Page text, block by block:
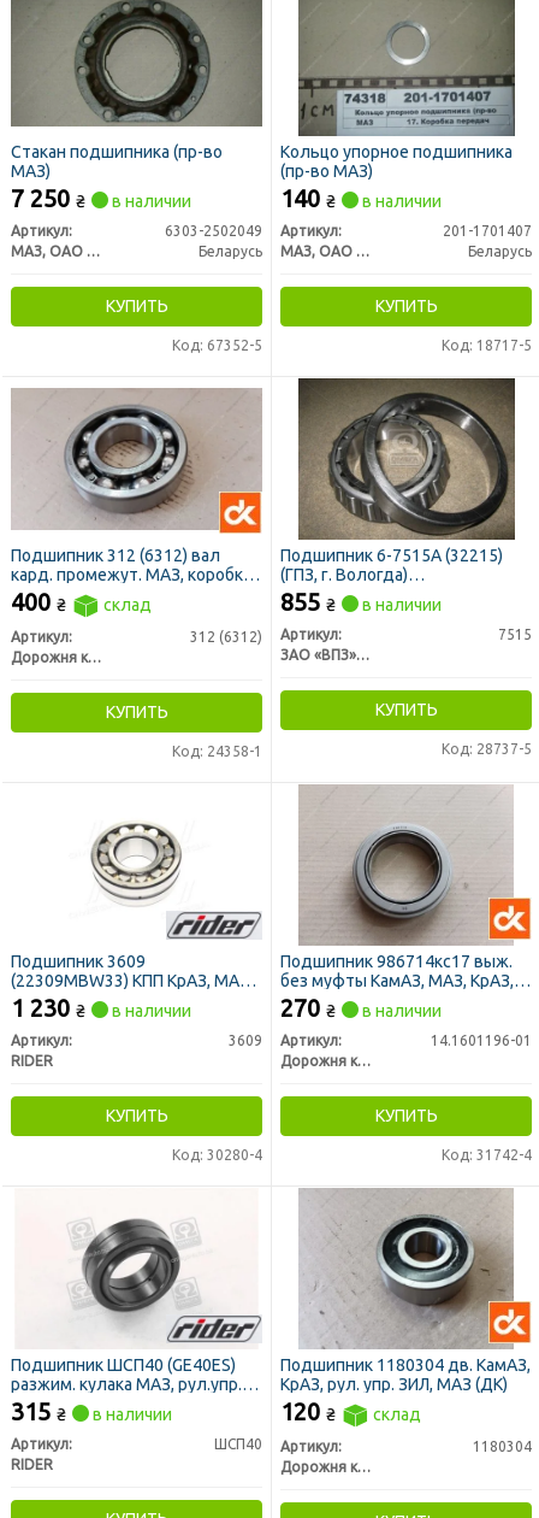
Стакан подшипника (пр-во
МАЗ)
7 250 ₴ в наличии
Артикул:
6303-2502049
МАЗ, ОАО «Минский автомобильный завод»
Беларусь
КУПИТЬ
Код: 67352-5
Кольцо упорное подшипника
(пр-во МАЗ)
140 ₴ в наличии
Артикул:
201-1701407
МАЗ, ОАО «Минский автомобильный завод»
Беларусь
КУПИТЬ
Код: 18717-5
Подшипник 312 (6312) вал
кард. промежут. МАЗ, коробка
раздат. КамАЗ, УРАЛ, мост
передн. КрАЗ (ДК)
400 ₴ склад
Артикул:
312 (6312)
Дорожня карта
КУПИТЬ
Код: 24358-1
Подшипник 6-7515А (32215)
(ГПЗ, г. Вологда)
внутр.зад.ступ.ГАЗ, дифф. МАЗ
855 ₴ в наличии
Артикул:
7515
ЗАО «ВПЗ» Вологодский подшипниковый завод
КУПИТЬ
Код: 28737-5
Подшипник 3609
(22309MBW33) КПП КрАЗ, МАЗ,
вал промежут. Т-150 (RIDER)
1 230 ₴ в наличии
Артикул:
3609
RIDER
КУПИТЬ
Код: 30280-4
Подшипник 986714кс17 выж.
без муфты КамАЗ, МАЗ, КрАЗ,
МТЗ, УРАЛ (ДК)
270 ₴ в наличии
Артикул:
14.1601196-01
Дорожня карта
КУПИТЬ
Код: 31742-4
Подшипник ШСП40 (GE40ES)
разжим. кулака МАЗ, рул.упр.
УРАЛ (RIDER)
315 ₴ в наличии
Артикул:
ШСП40
RIDER
Подшипник 1180304 дв. КамАЗ,
КрАЗ, рул. упр. ЗИЛ, МАЗ (ДК)
120 ₴ склад
Артикул:
1180304
Дорожня карта